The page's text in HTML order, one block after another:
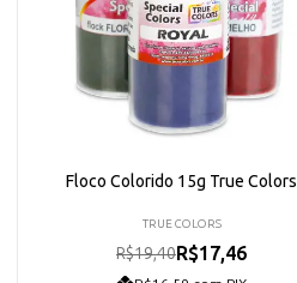
Floco Colorido 15g True Colors
TRUE COLORS
R$19,40R$17,46